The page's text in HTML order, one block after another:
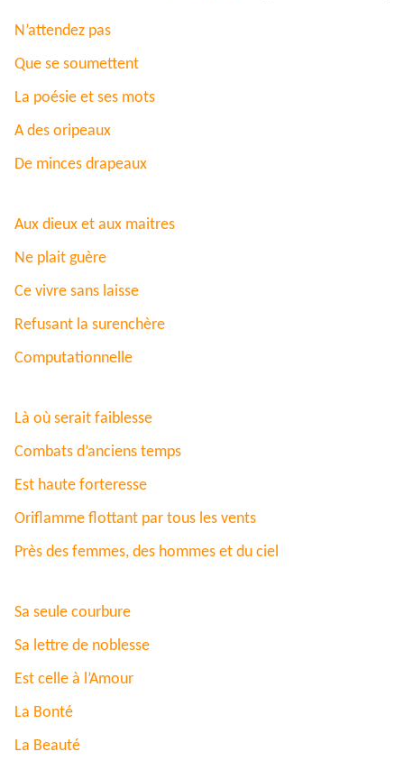
N’attendez pas
Que se soumettent
La poésie et ses mots
A des oripeaux
De minces drapeaux
Aux dieux et aux maitres
Ne plait guère
Ce vivre sans laisse
Refusant la surenchère
Computationnelle
Là où serait faiblesse
Combats d’anciens temps
Est haute forteresse
Oriflamme flottant par tous les vents
Près des femmes, des hommes et du ciel
Sa seule courbure
Sa lettre de noblesse
Est celle à l’Amour
La Bonté
La Beauté